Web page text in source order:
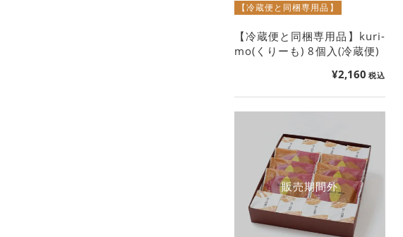
【冷蔵便と同梱専用品】
【冷蔵便と同梱専用品】kuri-
mo(くりーも) 8個入(冷蔵便)
¥2,160 税込
販売期間外